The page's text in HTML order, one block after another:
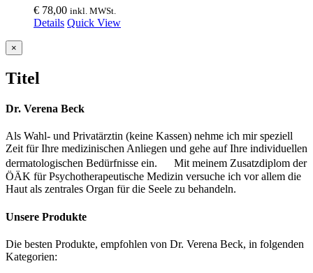
€ 78,00 inkl. MWSt.
Details Quick View
Close
product
view
×
Titel
Dr. Verena Beck
Als Wahl- und Privatärztin (keine Kassen) nehme ich mir speziell
Zeit für Ihre medizinischen Anliegen und gehe auf Ihre individuellen
dermatologischen Bedürfnisse ein. Mit meinem Zusatzdiplom der
ÖÄK für Psychotherapeutische Medizin versuche ich vor allem die
Haut als zentrales Organ für die Seele zu behandeln.
Unsere Produkte
Die besten Produkte, empfohlen von Dr. Verena Beck, in folgenden
Kategorien: